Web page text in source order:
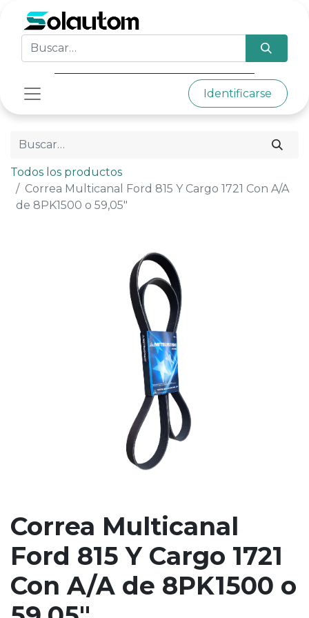
Identificarse
Todos los productos
Correa Multicanal Ford 815 Y Cargo 1721 Con A/A
de 8PK1500 o 59,05"
Correa Multicanal
Ford 815 Y Cargo 1721
Con A/A de 8PK1500 o